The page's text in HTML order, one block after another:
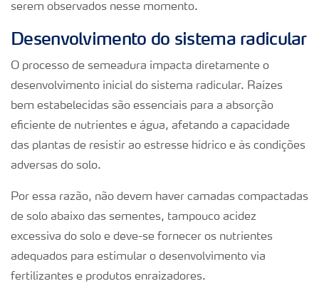
serem observados nesse momento.
Desenvolvimento do sistema radicular
O processo de semeadura impacta diretamente o
desenvolvimento inicial do sistema radicular. Raízes
bem estabelecidas são essenciais para a absorção
eficiente de nutrientes e água, afetando a capacidade
das plantas de resistir ao estresse hídrico e às condições
adversas do solo.
Por essa razão, não devem haver camadas compactadas
de solo abaixo das sementes, tampouco acidez
excessiva do solo e deve-se fornecer os nutrientes
adequados para estimular o desenvolvimento via
fertilizantes e produtos enraizadores.